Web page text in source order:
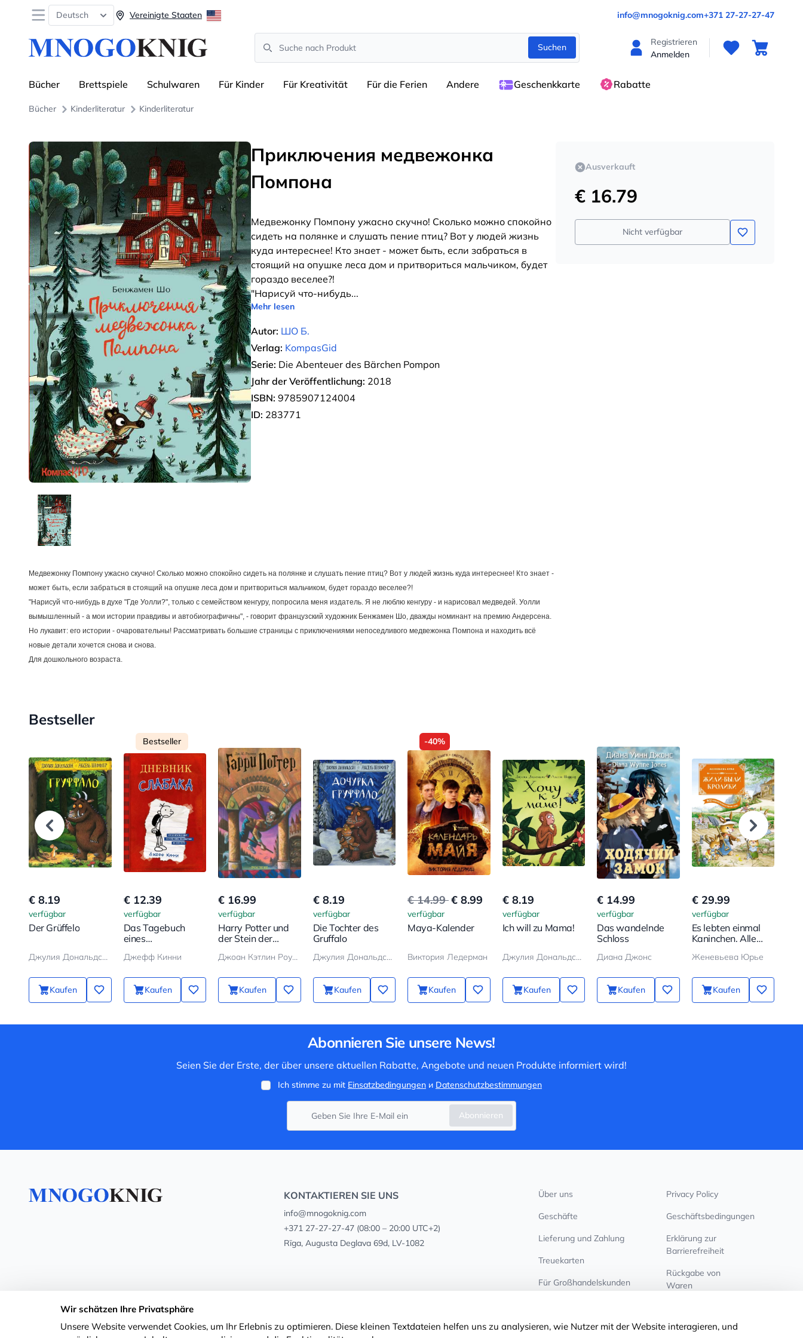
Open menu
Deutsch Vereinigte Staaten info@mnogoknig.com+371 27-27-27-47
Search
Suchen
Registrieren
Anmelden
Bücher Brettspiele Schulwaren Für Kinder Für Kreativität Für die Ferien Andere Geschenkkarte Rabatte
Bücher Kinderliteratur Kinderliteratur
Приключения медвежонка
Помпона
Медвежонку Помпону ужасно скучно! Сколько можно спокойно
сидеть на полянке и слушать пение птиц? Вот у людей жизнь
куда интереснее! Кто знает - может быть, если забраться в
стоящий на опушке леса дом и притвориться мальчиком, будет
гораздо веселее?!
"Нарисуй что-нибудь...
Mehr lesen
Autor: ШО Б.
Verlag: KompasGid
Serie: Die Abenteuer des Bärchen Pompon
Jahr der Veröffentlichung: 2018
ISBN: 9785907124004
ID: 283771
Медвежонку Помпону ужасно скучно! Сколько можно спокойно сидеть на полянке и слушать пение птиц? Вот у людей жизнь куда интереснее! Кто знает -
может быть, если забраться в стоящий на опушке леса дом и притвориться мальчиком, будет гораздо веселее?!
"Нарисуй что-нибудь в духе "Где Уолли?", только с семейством кенгуру, попросила меня издатель. Я не люблю кенгуру - и нарисовал медведей. Уолли
вымышленный - а мои истории правдивы и автобиографичны", - говорит французский художник Бенжамен Шо, дважды номинант на премию Андерсена.
Но лукавит: его истории - очаровательны! Рассматривать большие страницы с приключениями непоседливого медвежонка Помпона и находить всё
новые детали хочется снова и снова.
Для дошкольного возраста.
Ausverkauft
€ 16.79
Nicht verfügbar
Bestseller
€ 8.19
verfügbar
Der Grüffelo
Джулия Дональдсон, Аксель Шеффлер
Kaufen
Bestseller
€ 12.39
verfügbar
Das Tagebuch
eines
Джефф Кинни
Kaufen
€ 16.99
verfügbar
Harry Potter und
der Stein der
Джоан Кэтлин Роулинг
Kaufen
€ 8.19
verfügbar
Die Tochter des
Gruffalo
Джулия Дональдсон
Kaufen
-40%
€ 14.99€ 8.99
verfügbar
Maya-Kalender
Виктория Ледерман
Kaufen
€ 8.19
verfügbar
Ich will zu Mama!
Джулия Дональдсон, Аксель Шеффлер
Kaufen
€ 14.99
verfügbar
Das wandelnde
Schloss
Диана Джонс
Kaufen
€ 29.99
verfügbar
Es lebten einmal
Kaninchen. Alle
Band
Женевьева Юрье
Kaufen
Abonnieren Sie unsere News!
Seien Sie der Erste, der über unsere aktuellen Rabatte, Angebote und neuen Produkte informiert wird!
Ich stimme zu mit Einsatzbedingungen и Datenschutzbestimmungen
Abonnieren
KONTAKTIEREN SIE UNS
info@mnogoknig.com
+371 27-27-27-47(08:00 – 20:00 UTC+2)
Rīga, Augusta Deglava 69d, LV-1082
Über uns
Geschäfte
Lieferung und Zahlung
Treuekarten
Für Großhandelskunden
Privacy Policy
Geschäftsbedingungen
Erklärung zur
Barrierefreiheit
Rückgabe von
Waren
Wir schätzen Ihre Privatsphäre
Unsere Website verwendet Cookies, um Ihr Erlebnis zu optimieren. Diese kleinen Textdateien helfen uns zu analysieren, wie Nutzer mit der Website interagieren, und